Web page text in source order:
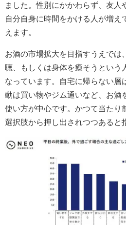
ました。性別にかかわらず、友人
自分自身に時間をかける人が増え
えます。
お酒の市場拡大を目指すうえでは
聴、もしくは身体を癒そうという
なっています。自宅に帰らない層
動は買い物やジム通いなど、お酒
使い方が中心です。かつて当たり
選択肢から押し出されつつあると